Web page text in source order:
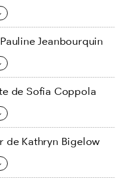
Jeanbourquin
de Sofia Coppola
de Kathryn Bigelow